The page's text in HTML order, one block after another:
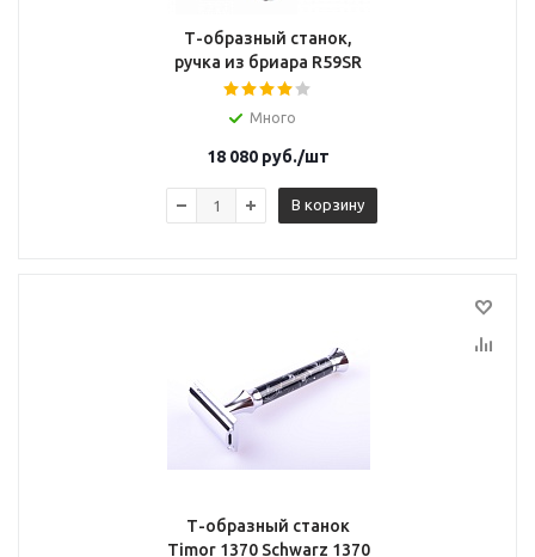
Т-образный станок,
ручка из бриара R59SR
Много
18 080 руб./шт
В корзину
Т-образный станок
Timor 1370 Schwarz 1370